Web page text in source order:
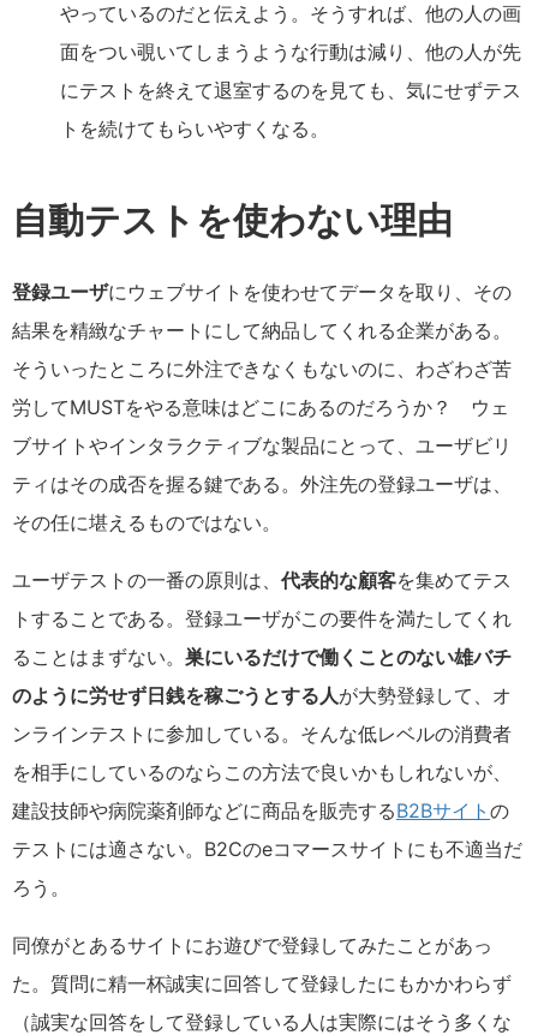
やっているのだと伝えよう。そうすれば、他の人の画
面をつい覗いてしまうような行動は減り、他の人が先
にテストを終えて退室するのを見ても、気にせずテス
トを続けてもらいやすくなる。
自動テストを使わない理由
登録ユーザにウェブサイトを使わせてデータを取り、その
結果を精緻なチャートにして納品してくれる企業がある。
そういったところに外注できなくもないのに、わざわざ苦
労してMUSTをやる意味はどこにあるのだろうか？ ウェ
ブサイトやインタラクティブな製品にとって、ユーザビリ
ティはその成否を握る鍵である。外注先の登録ユーザは、
その任に堪えるものではない。
ユーザテストの一番の原則は、 代表的な顧客を集めてテス
トすることである。登録ユーザがこの要件を満たしてくれ
ることはまずない。 巣にいるだけで働くことのない雄バチ
のように労せず日銭を稼ごうとする人が大勢登録して、オ
ンラインテストに参加している。そんな低レベルの消費者
を相手にしているのならこの方法で良いかもしれないが、
建設技師や病院薬剤師などに商品を販売するB2Bサイト の
テストには適さない。B2Cのeコマースサイトにも不適当だ
ろう。
同僚がとあるサイトにお遊びで登録してみたことがあっ
た。質問に精一杯誠実に回答して登録したにもかかわらず
（誠実な回答をして登録している人は実際にはそう多くな